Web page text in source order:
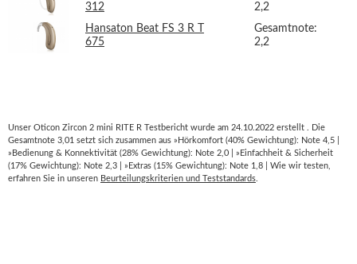
312
2,2
Hansaton Beat FS 3 R T
675
Gesamtnote:
2,2
Unser Oticon Zircon 2 mini RITE R Testbericht wurde am 24.10.2022 erstellt . Die
Gesamtnote 3,01 setzt sich zusammen aus »Hörkomfort (40% Gewichtung): Note 4,5 |
»Bedienung & Konnektivität (28% Gewichtung): Note 2,0 | »Einfachheit & Sicherheit
(17% Gewichtung): Note 2,3 | »Extras (15% Gewichtung): Note 1,8 | Wie wir testen,
erfahren Sie in unseren Beurteilungskriterien und Teststandards